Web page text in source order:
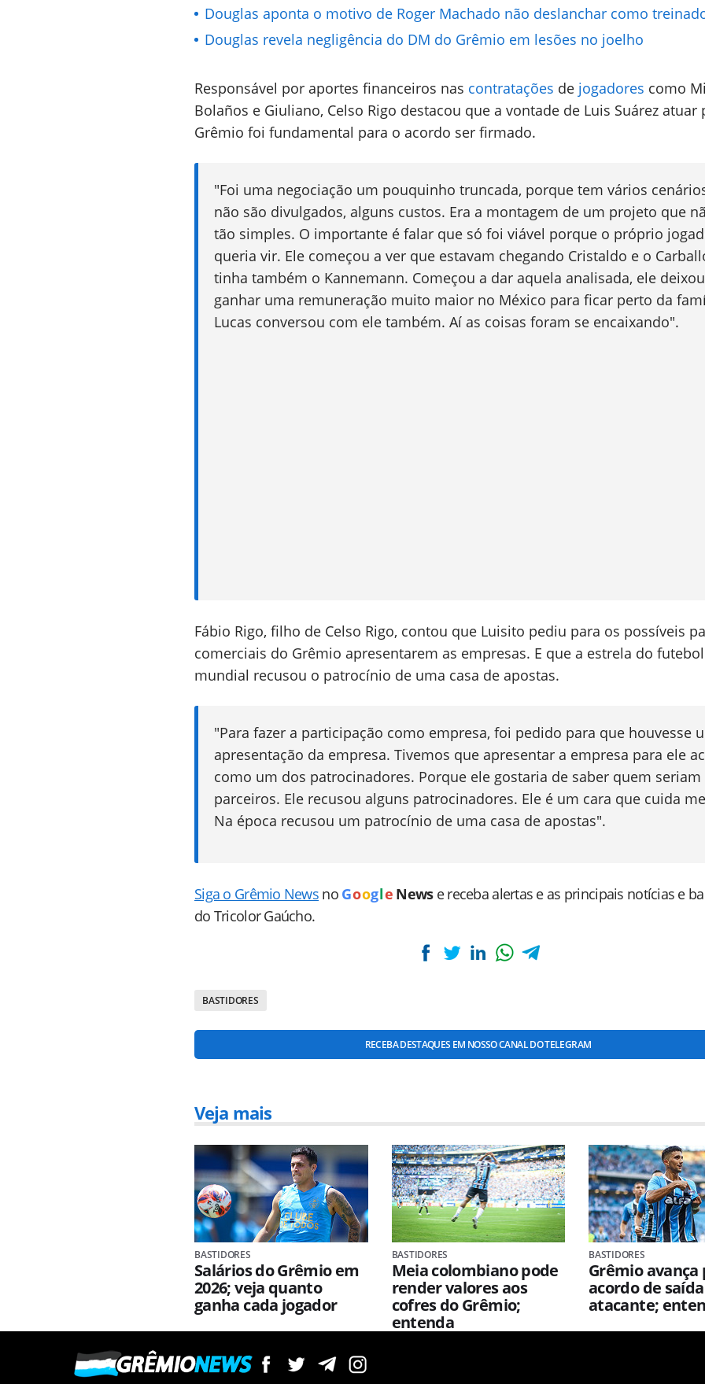
Douglas aponta o motivo de Roger Machado não deslanchar como
Douglas revela negligência do DM do Grêmio em lesões no joelho
Responsável por aportes financeiros nas contratações de jogadores como
Bolaños e Giuliano, Celso Rigo destacou que a vontade de Luis Suárez atuar
Grêmio foi fundamental para o acordo ser firmado.
"Foi uma negociação um pouquinho truncada, porque tem vários
não são divulgados, alguns custos. Era a montagem de um projeto que
tão simples. O importante é falar que só foi viável porque o próprio
queria vir. Ele começou a ver que estavam chegando Cristaldo e o
tinha também o Kannemann. Começou a dar aquela analisada, ele
ganhar uma remuneração muito maior no México para ficar perto da
Lucas conversou com ele também. Aí as coisas foram se encaixando".
Fábio Rigo, filho de Celso Rigo, contou que Luisito pediu para os possíveis
comerciais do Grêmio apresentarem as empresas. E que a estrela do futebol
mundial recusou o patrocínio de uma casa de apostas.
"Para fazer a participação como empresa, foi pedido para que houvesse
apresentação da empresa. Tivemos que apresentar a empresa para ele
como um dos patrocinadores. Porque ele gostaria de saber quem seriam
parceiros. Ele recusou alguns patrocinadores. Ele é um cara que cuida
Na época recusou um patrocínio de uma casa de apostas".
Siga o Grêmio News no Goog le News e receba alertas e as principais notícias e
do Tricolor Gaúcho.
BASTIDORES
RECEBA DESTAQUES EM NOSSO CANAL DO TELEGRAM
Veja mais
BASTIDORES
Salários do Grêmio em
2026; veja quanto
ganha cada jogador
BASTIDORES
Meia colombiano pode
render valores aos
cofres do Grêmio;
entenda
BASTIDORES
Grêmio avança
acordo de
atacante;